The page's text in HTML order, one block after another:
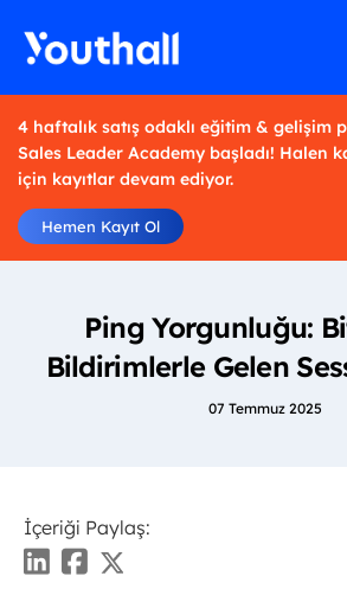
4 haftalık satış odaklı eğitim & gelişim
Sales Leader Academy başladı! Halen
için kayıtlar devam ediyor.
Hemen Kayıt Ol
Ping Yorgunluğu:
Bildirimlerle Gelen
07 Temmuz 2025
İçeriği Paylaş: